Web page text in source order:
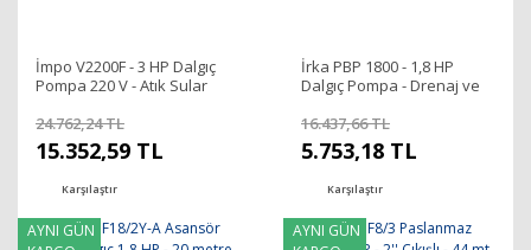
İmpo V2200F - 3 HP Dalgıç
Pompa 220 V - Atık Sular
24.762,24 TL
15.352,59 TL
Karşılaştır
İrka PBP 1800 - 1,8 HP
Dalgıç Pompa - Drenaj ve
16.437,66 TL
5.753,18 TL
Karşılaştır
AYNI GÜN
AYNI GÜN